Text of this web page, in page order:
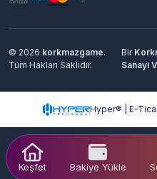
Keşfet Bakiye Yükle
© 2026 korkmazgame.
Tüm Hakları Saklıdır.
Bir
Sanayi
Hyper® | E-